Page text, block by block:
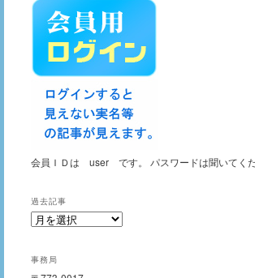
会員ＩＤは user です。 パスワードは聞いてくだ
過去記事
過
事
事務局